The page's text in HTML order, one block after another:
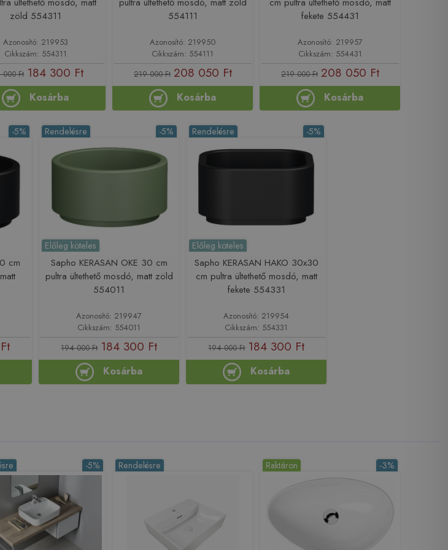
zöld 554311
Azonosító: 219953
Cikkszám: 554311
000 Ft 184 300 Ft
Kosárba
554111
Azonosító: 219950
Cikkszám: 554111
219 000 Ft 208 050 Ft
Kosárba
fekete 554431
Azonosító: 219957
Cikkszám: 554431
219 000 Ft 208 050 Ft
Kosárba
-5%
cm
-5%
Rendelésre
Előleg köteles
Sapho KERASAN OKE 30 cm
pultra ültethető mosdó, matt zöld
554011
Azonosító: 219947
Cikkszám: 554011
194 000 Ft 184 300 Ft
Kosárba
-5%
Rendelésre
Előleg köteles
Sapho KERASAN HAKO 30x30
cm pultra ültethető mosdó, matt
fekete 554331
Azonosító: 219954
Cikkszám: 554331
194 000 Ft 184 300 Ft
Kosárba
-5% Rendelésre -3%
Raktáron